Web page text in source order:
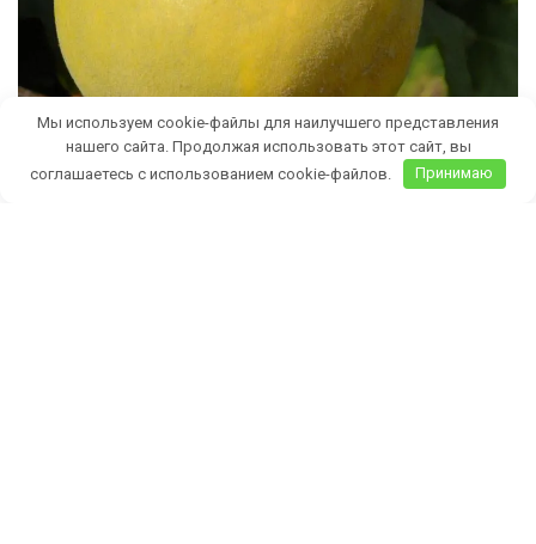
Мы используем cookie-файлы для наилучшего представления
нашего сайта. Продолжая использовать этот сайт, вы
соглашаетесь с использованием cookie-файлов.
Принимаю